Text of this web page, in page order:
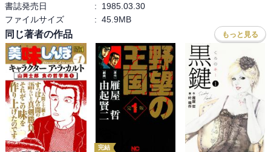
書誌発売日
:
1985.03.30
ファイルサイズ
: 45.9MB
同じ著者の作品 もっと見る
完結